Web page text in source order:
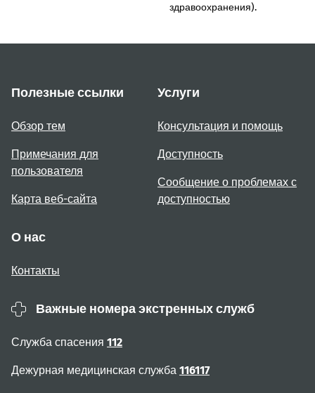
здравоохранения).
Полезные ссылки
Обзор тем
Примечания для
пользователя
Карта веб-сайта
Услуги
Консультация и помощь
Доступность
Сообщение о проблемах с
доступностью
О нас
Контакты
Важные номера экстренных служб
Служба спасения 112
Дежурная медицинская служба 116117